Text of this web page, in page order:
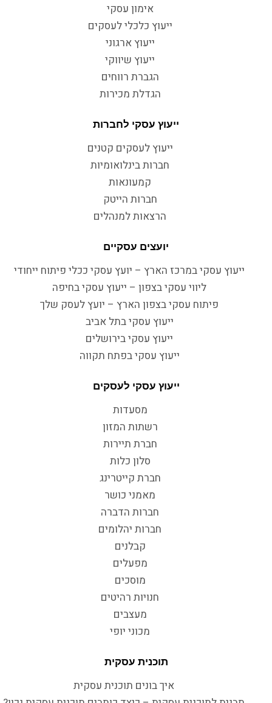
אימון עסקי
ייעוץ כלכלי לעסקים
ייעוץ ארגוני
ייעוץ שיווקי
הגברת רווחים
הגדלת מכירות
ייעוץ עסקי לחברות
ייעוץ לעסקים קטנים
חברות בינלואומיות
קמעונאות
חברות הייטק
הרצאות למנהלים
יועצים עסקיים
ייעוץ עסקי במרכז הארץ – יועץ עסקי ככלי פיתוח ייחודי
ליווי עסקי בצפון – ייעוץ עסקי בחיפה
פיתוח עסקי בצפון הארץ – יועץ לעסק שלך
ייעוץ עסקי בתל אביב
ייעוץ עסקי בירושלים
ייעוץ עסקי בפתח תקווה
ייעוץ עסקי לעסקים
מסעדות
רשתות המזון
חברת תיירות
סלון כלות
חברת קייטרינג
מאמני כושר
חברות הדברה
חברות יהלומים
קבלנים
מפעלים
מוסכים
חנויות רהיטים
מעצבים
מכוני יופי
תוכנית עסקית
איך בונים תוכנית עסקית